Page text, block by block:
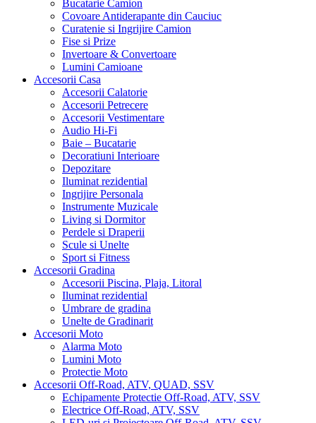
Bucatarie Camion
Covoare Antiderapante din Cauciuc
Curatenie si Ingrijire Camion
Fise si Prize
Invertoare & Convertoare
Lumini Camioane
Accesorii Casa
Accesorii Calatorie
Accesorii Petrecere
Accesorii Vestimentare
Audio Hi-Fi
Baie – Bucatarie
Decoratiuni Interioare
Depozitare
Iluminat rezidential
Ingrijire Personala
Instrumente Muzicale
Living si Dormitor
Perdele si Draperii
Scule si Unelte
Sport si Fitness
Accesorii Gradina
Accesorii Piscina, Plaja, Litoral
Iluminat rezidential
Umbrare de gradina
Unelte de Gradinarit
Accesorii Moto
Alarma Moto
Lumini Moto
Protectie Moto
Accesorii Off-Road, ATV, QUAD, SSV
Echipamente Protectie Off-Road, ATV, SSV
Electrice Off-Road, ATV, SSV